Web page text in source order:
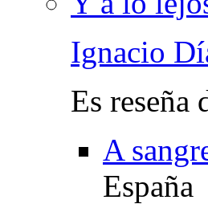
Ignacio
Es reseña
A
España